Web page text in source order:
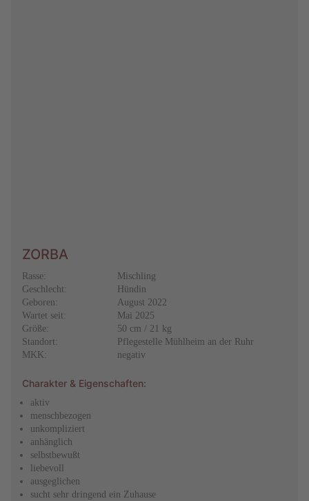
ZORBA
Rasse:
Mischling
Geschlecht:
Hündin
Geboren:
August 2022
Wartet seit:
Mai 2025
Größe:
50 cm / 21 kg
Standort:
Pflegestelle Mühlheim an der Ruhr
MKK:
negativ
Charakter & Eigenschaften:
aktiv
menschbezogen
unkompliziert
anhänglich
selbstbewußt
liebevoll
ausgeglichen
sucht sehr dringend ein Zuhause